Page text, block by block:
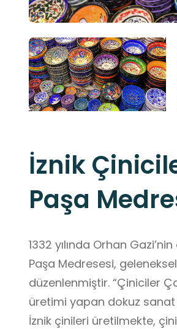
İznik
Paşa
1332 yılında Orhan
Paşa Medresesi,
düzenlenmiştir. “Çiniciler
üretimi yapan dokuz
İznik çinileri üretilmekte,